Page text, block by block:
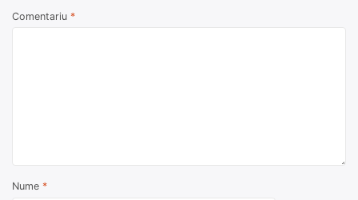
Comentariu *
Nume *